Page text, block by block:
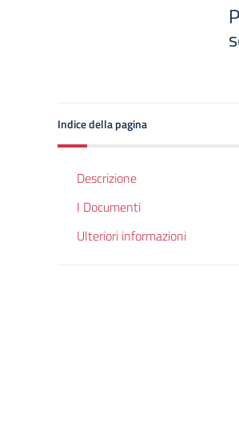
Indice della pagina
Descrizione
I Documenti
Ulteriori informazioni